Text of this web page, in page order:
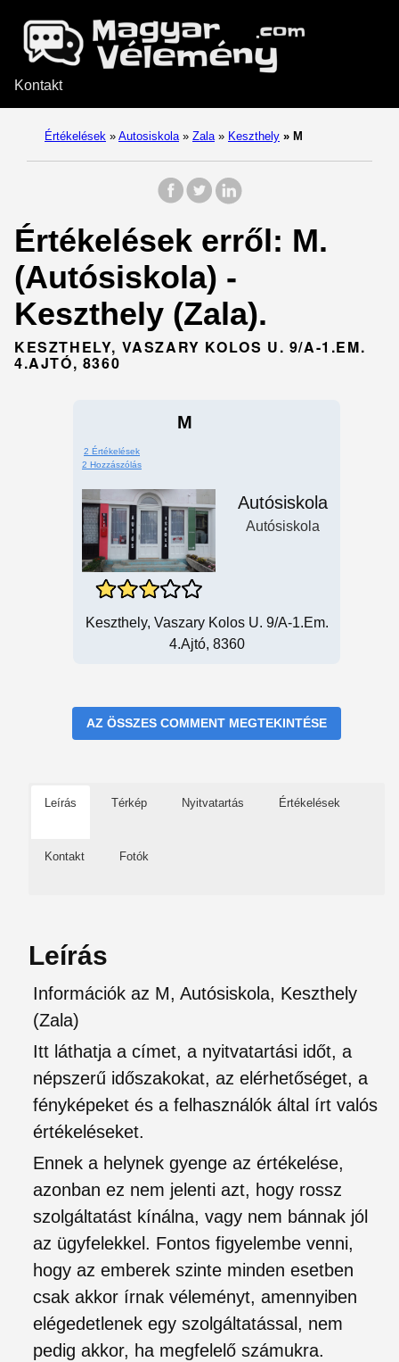
Kontakt
Értékelések » Autosiskola » Zala » Keszthely » M
Értékelések erről: M.
(Autósiskola) -
Keszthely (Zala).
KESZTHELY, VASZARY KOLOS U. 9/A-1.EM.
4.AJTÓ, 8360
M
2 Értékelések
2 Hozzászólás
Autósiskola
Autósiskola
Keszthely, Vaszary Kolos U. 9/a-1.em.
4.ajtó, 8360
AZ ÖSSZES COMMENT MEGTEKINTÉSE
Leírás Térkép Nyitvatartás Értékelések
Kontakt Fotók
Leírás
Információk az M, Autósiskola, Keszthely
(Zala)
Itt láthatja a címet, a nyitvatartási időt, a
népszerű időszakokat, az elérhetőséget, a
fényképeket és a felhasználók által írt valós
értékeléseket.
Ennek a helynek gyenge az értékelése,
azonban ez nem jelenti azt, hogy rossz
szolgáltatást kínálna, vagy nem bánnak jól
az ügyfelekkel. Fontos figyelembe venni,
hogy az emberek szinte minden esetben
csak akkor írnak véleményt, amennyiben
elégedetlenek egy szolgáltatással, nem
pedig akkor, ha megfelelő számukra.